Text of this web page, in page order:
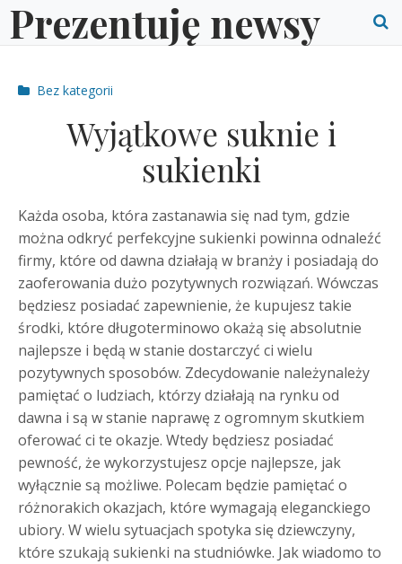
Skip
toPrezentuję newsy
Post
Bez kategorii
Wyjątkowe suknie i
sukienki
Każda osoba, która zastanawia się nad tym, gdzie
można odkryć perfekcyjne sukienki powinna odnaleźć
firmy, które od dawna działają w branży i posiadają do
zaoferowania dużo pozytywnych rozwiązań. Wówczas
będziesz posiadać zapewnienie, że kupujesz takie
środki, które długoterminowo okażą się absolutnie
najlepsze i będą w stanie dostarczyć ci wielu
pozytywnych sposobów. Zdecydowanie należynależy
pamiętać o ludziach, którzy działają na rynku od
dawna i są w stanie naprawę z ogromnym skutkiem
oferować ci te okazje. Wtedy będziesz posiadać
pewność, że wykorzystujesz opcje najlepsze, jak
wyłącznie są możliwe. Polecam będzie pamiętać o
różnorakich okazjach, które wymagają eleganckiego
ubiory. W wielu sytuacjach spotyka się dziewczyny,
które szukają sukienki na studniówke. Jak wiadomo to